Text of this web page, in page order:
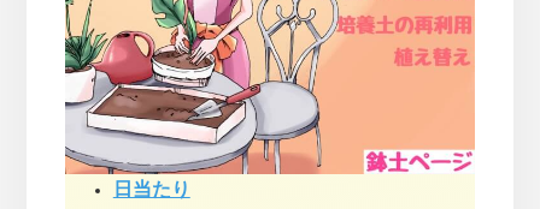
日当たり